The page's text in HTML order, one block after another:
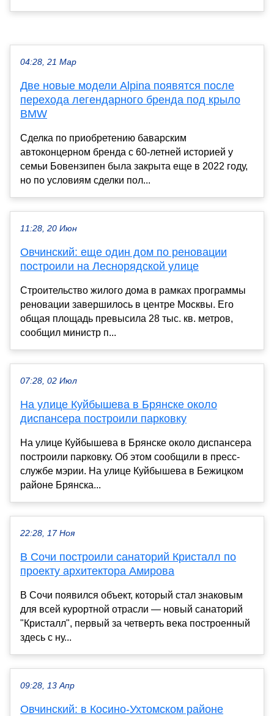
04:28, 21 Мар
Две новые модели Alpina появятся после
перехода легендарного бренда под крыло
BMW
Сделка по приобретению баварским
автоконцерном бренда с 60-летней историей у
семьи Бовензипен была закрыта еще в 2022 году,
но по условиям сделки пол...
11:28, 20 Июн
Овчинский: еще один дом по реновации
построили на Леснорядской улице
Строительство жилого дома в рамках программы
реновации завершилось в центре Москвы. Его
общая площадь превысила 28 тыс. кв. метров,
сообщил министр п...
07:28, 02 Июл
На улице Куйбышева в Брянске около
диспансера построили парковку
На улице Куйбышева в Брянске около диспансера
построили парковку. Об этом сообщили в пресс-
службе мэрии. На улице Куйбышева в Бежицком
районе Брянска...
22:28, 17 Ноя
В Сочи построили санаторий Кристалл по
проекту архитектора Амирова
В Сочи появился объект, который стал знаковым
для всей курортной отрасли — новый санаторий
"Кристалл", первый за четверть века построенный
здесь с ну...
09:28, 13 Апр
Овчинский: в Косино-Ухтомском районе